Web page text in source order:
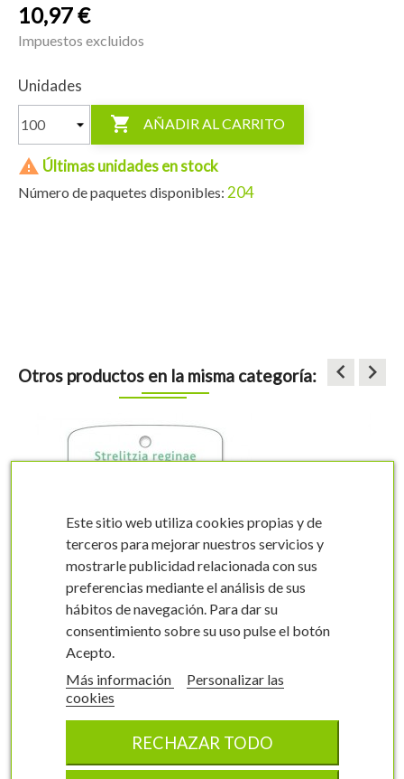
10,97 €
Impuestos excluidos
Unidades
 AÑADIR AL CARRITO
 Últimas unidades en stock
Número de paquetes disponibles: 204
Otros productos en la misma categoría: keyboard_arrow_left
- Etiquetas de Ave del
paraíso
Strelitzia reginae
0173FMEC0
keyboard_arrow_right
Este sitio web utiliza cookies propias y de
terceros para mejorar nuestros servicios y
mostrarle publicidad relacionada con sus
preferencias mediante el análisis de sus
hábitos de navegación. Para dar su
consentimiento sobre su uso pulse el botón
Acepto.
Más información
Personalizar las
cookies
RECHAZAR TODO